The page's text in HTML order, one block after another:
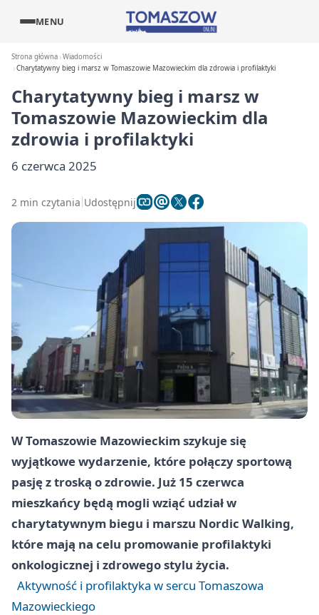
MENU
Strona główna Wiadomości
Charytatywny bieg i marsz w Tomaszowie Mazowieckim dla zdrowia i profilaktyki
Charytatywny bieg i marsz w
Tomaszowie Mazowieckim dla
zdrowia i profilaktyki
6 czerwca 2025
2 min czytania Udostępnij
W Tomaszowie Mazowieckim szykuje się
wyjątkowe wydarzenie, które połączy sportową
pasję z troską o zdrowie. Już 15 czerwca
mieszkańcy będą mogli wziąć udział w
charytatywnym biegu i marszu Nordic Walking,
które mają na celu promowanie profilaktyki
onkologicznej i zdrowego stylu życia.
Aktywność i profilaktyka w sercu Tomaszowa
Mazowieckiego